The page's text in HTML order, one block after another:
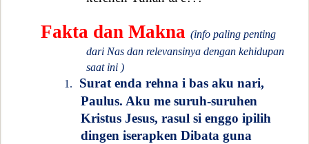
Fakta dan Makna (info paling penting
dari Nas dan relevansinya dengan kehidupan
saat ini )
1.
Surat enda rehna i bas aku nari,
Paulus. Aku me suruh-suruhen
Kristus Jesus, rasul si enggo ipilih
dingen iserapken Dibata guna